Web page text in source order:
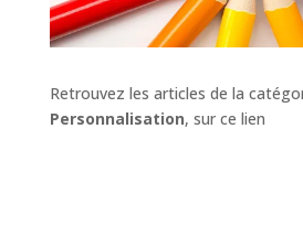
Retrouvez les articles de la
Personnalisation, sur ce lien